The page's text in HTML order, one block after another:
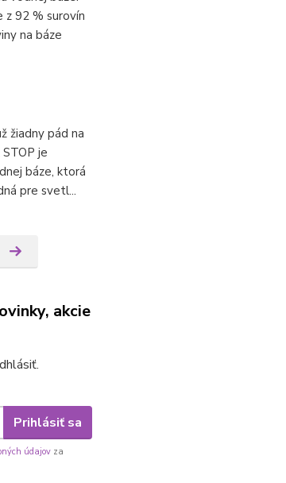
z 92 % surovín
na báze
žiadny pád na
je
báze, ktorá
pre svetl...
akcie
Prihlásiť sa
údajov za